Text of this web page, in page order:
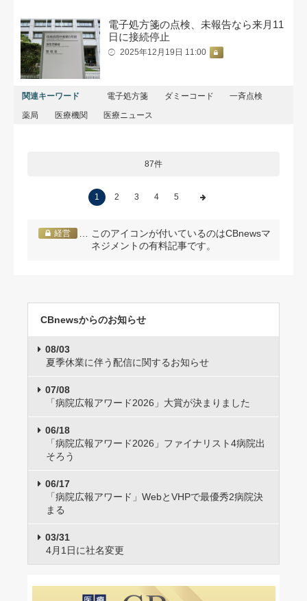
電子処方箋の点検、未報告なら来月11
日に接続停止
2025年12月19日 11:00
関連キーワード 電子処方箋 ダミーコード
一斉点検
薬局
医療機関 医療ニュース
87件
1 2 3 4 5
経営
… このアイコンが付いているのはCBnewsマ
ネジメントの有料記事です。
CBnewsからのお知らせ
08/03
夏季休業に伴う配信に関するお知らせ
07/08
「病院広報アワード2026」大賞が決まりました
06/18
「病院広報アワード2026」ファイナリスト4病院出
そろう
06/17
「病院広報アワード」WebとVHPで最優秀2病院決
まる
03/31
4月1日に社名変更